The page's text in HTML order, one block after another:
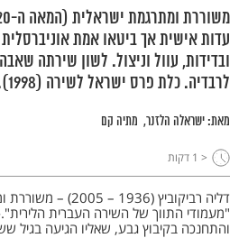
כל האתר
עדות אישית אך ביטאו אמת
ובדידות, עוול וניצול. לשון שירתה
לרבדיה. כלת פרס ישראל לשירה (1998).
מאת:ישראלה הלזנר מתיה קם
< 1 דקות
דליה רביקוביץ (1936 –
"מעמודי התווך של השירה העברית הלירית".
והתחנכה בקיבוץ גבע, שאליו הגיעה בגיל